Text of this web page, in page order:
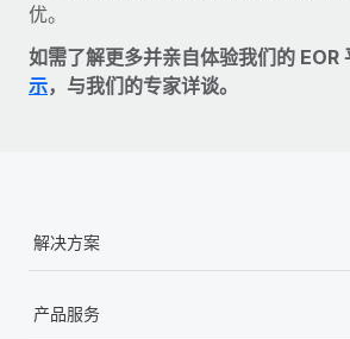
优。
如需了解更多并亲自体验我们的 EOR
示，与我们的专家详谈。
解决方案
产品服务